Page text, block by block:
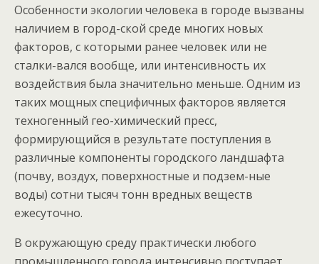
Особенности экологии человека в городе вызваны
наличием в город-ской среде многих новых
факторов, с которыми ранее человек или не
сталки-вался вообще, или интенсивность их
воздействия была значительно меньше. Одним из
таких мощных специфичных факторов является
техногенный гео-химический пресс,
формирующийся в результате поступления в
различные компоненты городского ландшафта
(почву, воздух, поверхностные и подзем-ные
воды) сотни тысяч тонн вредных веществ
ежесуточно.
В окружающую среду практически любого